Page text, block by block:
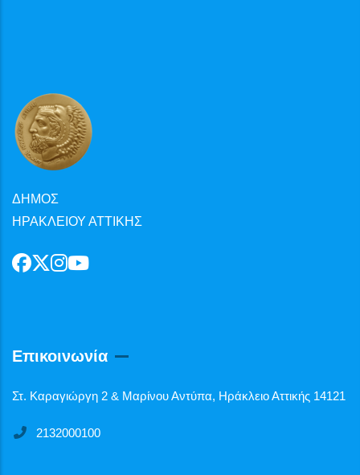
ΔΗΜΟΣ
ΗΡΑΚΛΕΙΟΥ ΑΤΤΙΚΗΣ
Επικοινωνία
Στ. Καραγιώργη 2 & Μαρίνου Αντύπα, Ηράκλειο Αττικής 14121
2132000100